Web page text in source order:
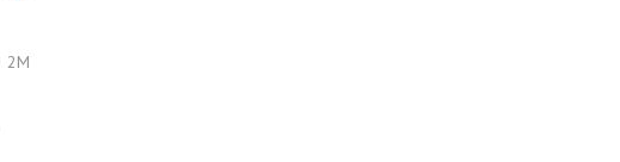
2M